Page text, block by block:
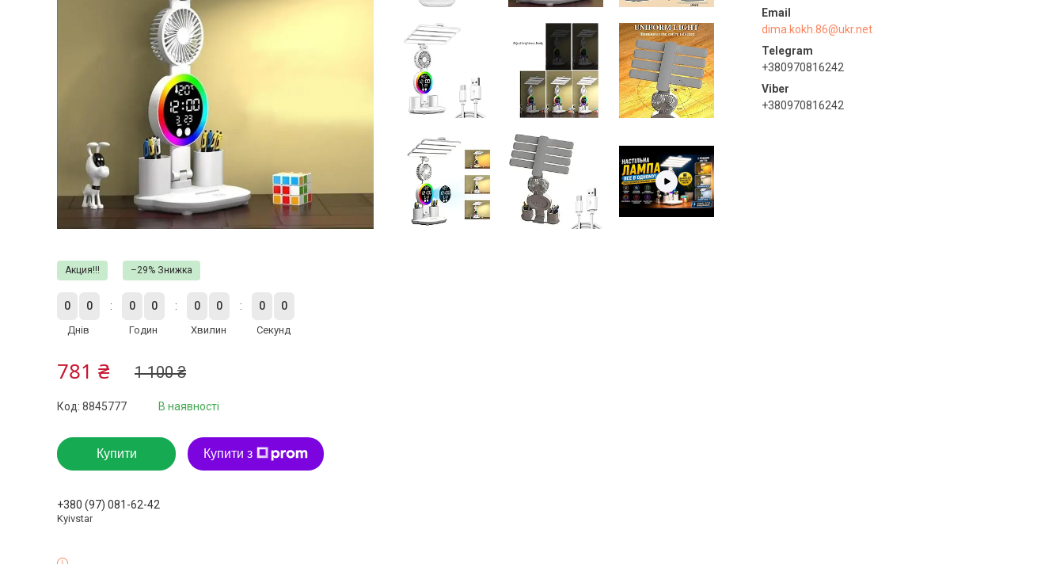
dima.kokh.86@ukr.net
+380970816242
+380970816242
Акция!!! –29%
0 0
Днів
0 0
Годин
0 0
Хвилин
0 0
Секунд
1 100 ₴
781 ₴
В наявності
Код: 8845777
Купити Купити з
+380 (97) 081-62-42
Kyivstar